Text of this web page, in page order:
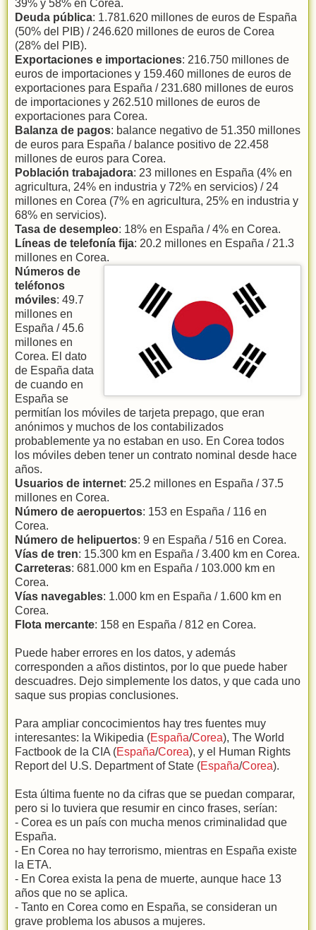
39% y 58% en Corea.
Deuda pública: 1.781.620 millones de euros de España
(50% del PIB) / 246.620 millones de euros de Corea
(28% del PIB).
Exportaciones e importaciones: 216.750 millones de
euros de importaciones y 159.460 millones de euros de
exportaciones para España / 231.680 millones de euros
de importaciones y 262.510 millones de euros de
exportaciones para Corea.
Balanza de pagos: balance negativo de 51.350 millones
de euros para España / balance positivo de 22.458
millones de euros para Corea.
Población trabajadora: 23 millones en España (4% en
agricultura, 24% en industria y 72% en servicios) / 24
millones en Corea (7% en agricultura, 25% en industria y
68% en servicios).
Tasa de desempleo: 18% en España / 4% en Corea.
Líneas de telefonía fija: 20.2 millones en España / 21.3
millones en Corea.
Números de
teléfonos
móviles: 49.7
millones en
España / 45.6
millones en
Corea. El dato
de España data
de cuando en
España se
permitían los móviles de tarjeta prepago, que eran
anónimos y muchos de los contabilizados
probablemente ya no estaban en uso. En Corea todos
los móviles deben tener un contrato nominal desde hace
años.
Usuarios de internet: 25.2 millones en España / 37.5
millones en Corea.
Número de aeropuertos: 153 en España / 116 en
Corea.
Número de helipuertos: 9 en España / 516 en Corea.
Vías de tren: 15.300 km en España / 3.400 km en Corea.
Carreteras: 681.000 km en España / 103.000 km en
Corea.
Vías navegables: 1.000 km en España / 1.600 km en
Corea.
Flota mercante: 158 en España / 812 en Corea.
Puede haber errores en los datos, y además
corresponden a años distintos, por lo que puede haber
descuadres. Dejo simplemente los datos, y que cada uno
saque sus propias conclusiones.
Para ampliar concocimientos hay tres fuentes muy
interesantes: la Wikipedia (España/Corea), The World
Factbook de la CIA (España/Corea), y el Human Rights
Report del U.S. Department of State (España/Corea).
Esta última fuente no da cifras que se puedan comparar,
pero si lo tuviera que resumir en cinco frases, serían:
- Corea es un país con mucha menos criminalidad que
España.
- En Corea no hay terrorismo, mientras en España existe
la ETA.
- En Corea exista la pena de muerte, aunque hace 13
años que no se aplica.
- Tanto en Corea como en España, se consideran un
grave problema los abusos a mujeres.